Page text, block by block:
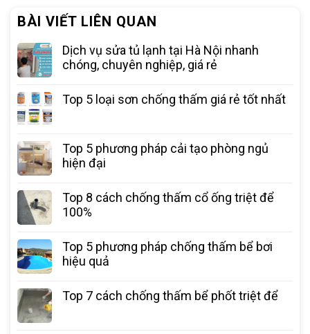
BÀI VIẾT LIÊN QUAN
Dịch vụ sửa tủ lạnh tại Hà Nội nhanh
chóng, chuyên nghiệp, giá rẻ
Top 5 loại sơn chống thấm giá rẻ tốt nhất
Top 5 phương pháp cải tạo phòng ngủ
hiện đại
Top 8 cách chống thấm cổ ống triệt để
100%
Top 5 phương pháp chống thấm bể bơi
hiệu quả
Top 7 cách chống thấm bể phốt triệt để